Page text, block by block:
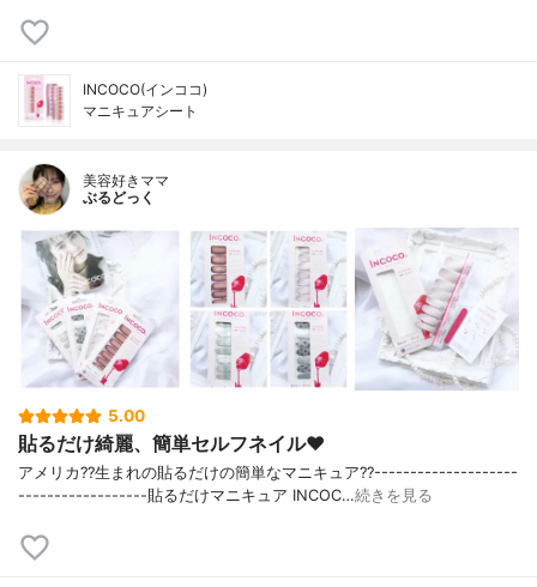
INCOCO(インココ)
マニキュアシート
美容好きママ
ぶるどっく
5.00
貼るだけ綺麗、簡単セルフネイル❤️⁣
アメリカ??生まれの貼るだけの簡単なマニキュア??⁣--------------------
------------------⁣貼るだけマニキュア INCOC…続きを見る